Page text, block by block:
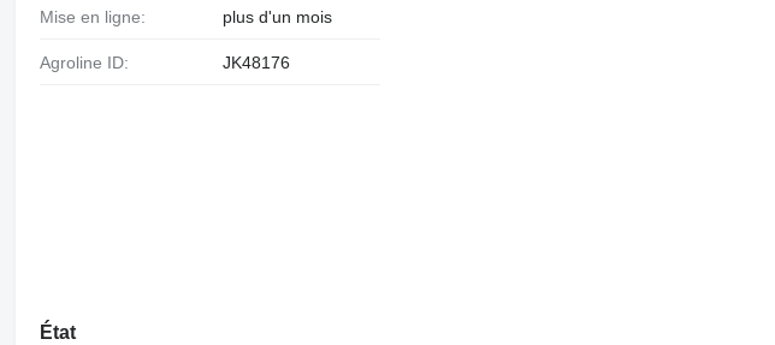
Mise en ligne: plus d'un mois
Agroline ID: JK48176
État